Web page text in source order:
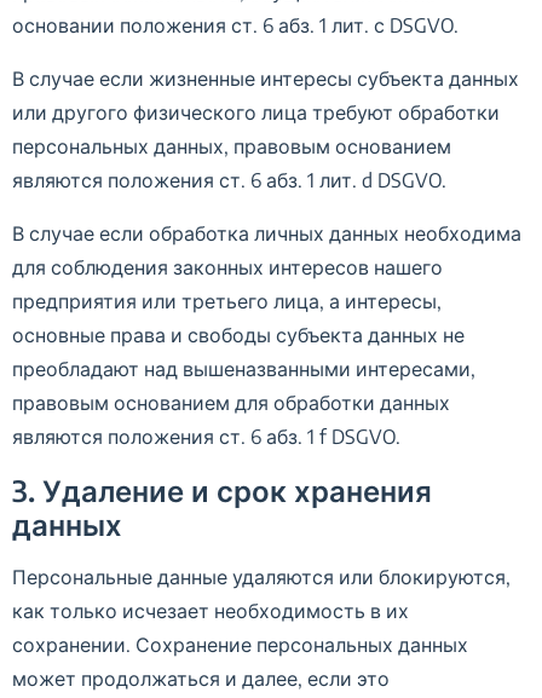
основании положения ст. 6 абз. 1 лит. с DSGVO.
В случае если жизненные интересы субъекта данных
или другого физического лица требуют обработки
персональных данных, правовым основанием
являются положения ст. 6 абз. 1 лит. d DSGVO.
В случае если обработка личных данных необходима
для соблюдения законных интересов нашего
предприятия или третьего лица, а интересы,
основные права и свободы субъекта данных не
преобладают над вышеназванными интересами,
правовым основанием для обработки данных
являются положения ст. 6 абз. 1 f DSGVO.
3. Удаление и срок хранения
данных
Персональные данные удаляются или блокируются,
как только исчезает необходимость в их
сохранении. Сохранение персональных данных
может продолжаться и далее, если это